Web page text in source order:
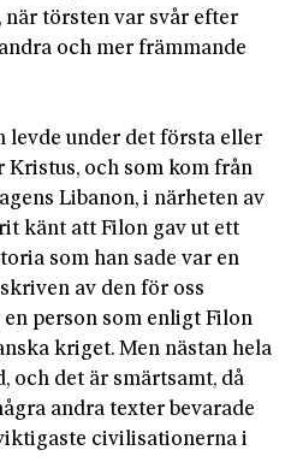
törsten var svår efter
och mer främmande
levde under det förs­ta eller
Kristus, och som kom från
Libanon, i närheten av
känt att Filon gav ut ett
som han sade var en
av den för oss
person som enligt Filon
kriget. Men nästan hela
och det är smärtsamt, då
andra texter bevarade
civilisationerna i